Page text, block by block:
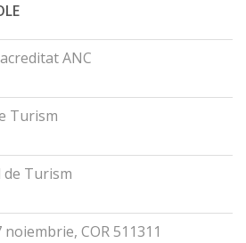
ANC
Turism
de Turism
COR 511311